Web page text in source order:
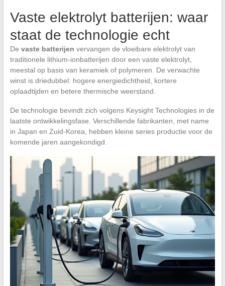
Vaste elektrolyt batterijen: waar
staat de technologie echt
De vaste batterijen vervangen de vloeibare elektrolyt van
traditionele lithium-ionbatterijen door een vaste elektrolyt,
meestal op basis van keramiek of polymeren. De verwachte
winst is driedubbel: hogere energiedichtheid, kortere
oplaadtijden en betere thermische weerstand.
De technologie bevindt zich volgens Keysight Technologies in de
laatste ontwikkelingsfase. Verschillende fabrikanten, met name
in Japan en Zuid-Korea, hebben kleine series productie voor de
komende jaren aangekondigd.